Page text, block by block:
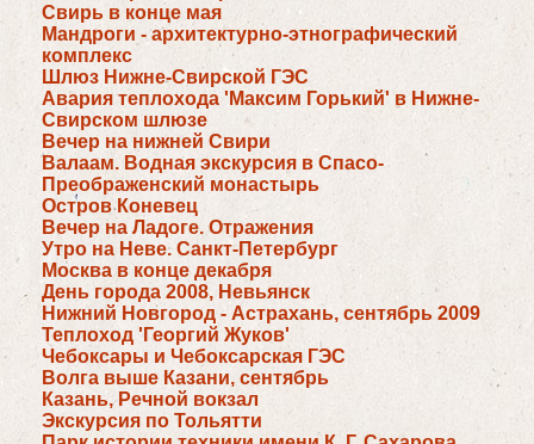
Свирь в конце мая
Мандроги - архитектурно-этнографический
комплекс
Шлюз Нижне-Свирской ГЭС
Авария теплохода 'Максим Горький' в Нижне-
Свирском шлюзе
Вечер на нижней Свири
Валаам. Водная экскурсия в Спасо-
Преображенский монастырь
Остров Коневец
Вечер на Ладоге. Отражения
Утро на Неве. Санкт-Петербург
Москва в конце декабря
День города 2008, Невьянск
Нижний Новгород - Астрахань, сентябрь 2009
Теплоход 'Георгий Жуков'
Чебоксары и Чебоксарская ГЭС
Волга выше Казани, сентябрь
Казань, Речной вокзал
Экскурсия по Тольятти